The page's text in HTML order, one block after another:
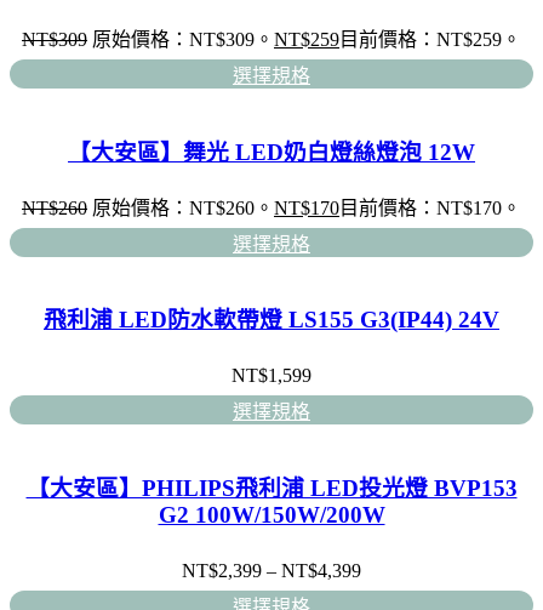
NT$309 原始價格：NT$309。 NT$259目前價格：NT$259。
選擇規格
【大安區】舞光 LED奶白燈絲燈泡 12W
NT$260 原始價格：NT$260。 NT$170目前價格：NT$170。
選擇規格
飛利浦 LED防水軟帶燈 LS155 G3(IP44) 24V
NT$1,599
選擇規格
【大安區】PHILIPS飛利浦 LED投光燈 BVP153
G2 100W/150W/200W
NT$2,399 – NT$4,399